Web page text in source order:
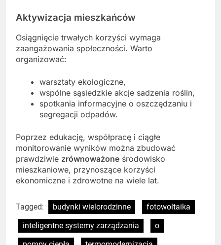
Aktywizacja mieszkańców
Osiągnięcie trwałych korzyści wymaga
zaangażowania społeczności. Warto
organizować:
warsztaty ekologiczne,
wspólne sąsiedzkie akcje sadzenia roślin,
spotkania informacyjne o oszczędzaniu i
segregacji odpadów.
Poprzez edukację, współpracę i ciągłe
monitorowanie wyników można zbudować
prawdziwie zrównoważone środowisko
mieszkaniowe, przynoszące korzyści
ekonomiczne i zdrowotne na wiele lat.
Tagged: budynki wielorodzinne
fotowoltaika
inteligentne systemy zarządzania
o